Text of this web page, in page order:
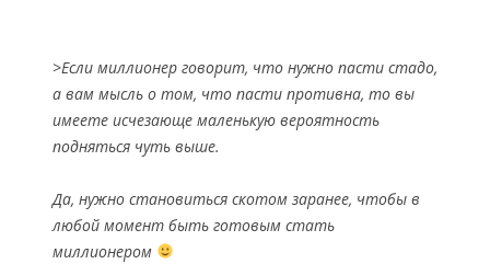
>Если миллионер говорит, что нужно пасти стадо,
а вам мысль о том, что пасти противна, то вы
имеете исчезающе маленькую вероятность
подняться чуть выше.
Да, нужно становиться скотом заранее, чтобы в
любой момент быть готовым стать
миллионером